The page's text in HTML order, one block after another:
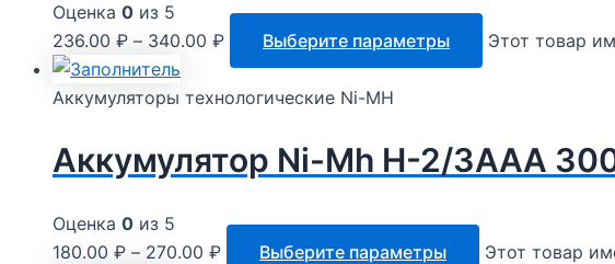
Оценка 0 из 5
236.00 ₽ – 340.00 ₽ Выберите параметры Этот товар
Аккумуляторы технологические Ni-MH
Аккумулятор Ni-Mh H-2/3AAA
Оценка 0 из 5
180.00 ₽ – 270.00 ₽ Выберите параметры Этот товар